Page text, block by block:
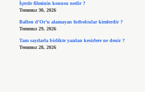
İçerde filminin konusu nedir ?
Temmuz 30, 2026
Ballon d’Or’u alamayan futbolcular kimlerdir ?
Temmuz 29, 2026
Tam sayılarla birlikte yazılan kesirlere ne denir ?
Temmuz 28, 2026